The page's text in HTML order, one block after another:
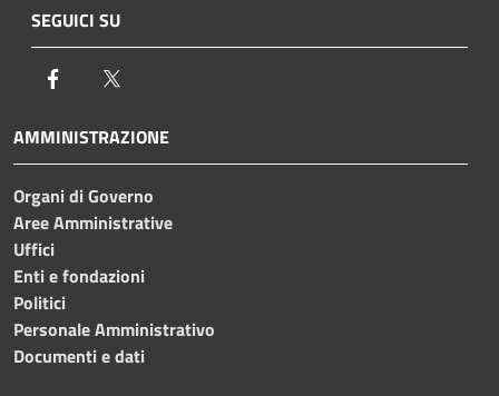
SEGUICI SU
Facebook
AMMINISTRAZIONE
Organi di Governo
Aree Amministrative
Uffici
Enti e fondazioni
Politici
Personale Amministrativo
Documenti e dati